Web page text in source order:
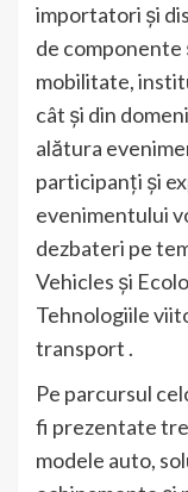
importatori și
de
mobilitate,
cât și din
alătura
participanți și
evenimentului
dezbateri pe
Vehicles și
Tehnologiile
transport .
Pe parcursul
fi prezentate
modele auto,